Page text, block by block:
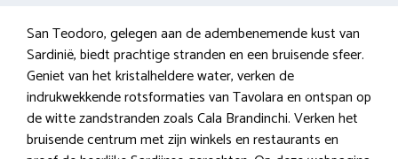
San Teodoro, gelegen aan de adembenemende kust van
Sardinië, biedt prachtige stranden en een bruisende sfeer.
Geniet van het kristalheldere water, verken de
indrukwekkende rotsformaties van Tavolara en ontspan op
de witte zandstranden zoals Cala Brandinchi. Verken het
bruisende centrum met zijn winkels en restaurants en